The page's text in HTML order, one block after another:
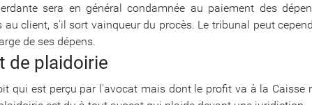
sera en général condamnée au paiement des
au client, s'il sort vainqueur du procès. Le tribunal peut
de ses dépens.
de plaidoirie
qui est perçu par l'avocat mais dont le profit va à la Caisse